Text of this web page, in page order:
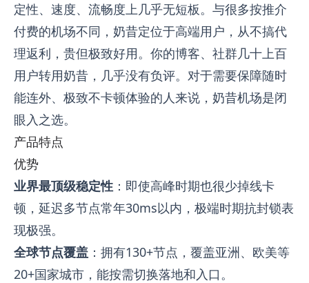
定性、速度、流畅度上几乎无短板。与很多按推介
付费的机场不同，奶昔定位于高端用户，从不搞代
理返利，贵但极致好用。你的博客、社群几十上百
用户转用奶昔，几乎没有负评。对于需要保障随时
能连外、极致不卡顿体验的人来说，奶昔机场是闭
眼入之选。
产品特点
优势
业界最顶级稳定性 ：即使高峰时期也很少掉线卡
顿，延迟多节点常年30ms以内，极端时期抗封锁表
现极强。
全球节点覆盖 ：拥有130+节点，覆盖亚洲、欧美等
20+国家城市，能按需切换落地和入口。